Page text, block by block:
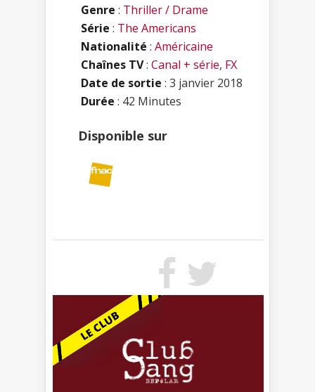
Genre : Thriller / Drame
Série : The Americans
Nationalité : Américaine
Chaînes TV: Canal + série, FX
Date de sortie : 3 janvier 2018
Durée : 42 Minutes
Disponible sur